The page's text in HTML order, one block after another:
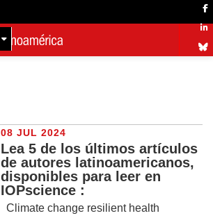
08 JUL 2024
Lea 5 de los últimos artículos
de autores latinoamericanos,
disponibles para leer en
IOPscience :
Climate change resilient health